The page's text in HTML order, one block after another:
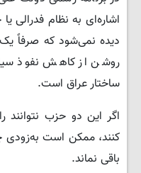
اشاره‌ای به نظام فدرالی
دیده نمی‌شود که صرفاً
روشن از کاهش نفوذ
ساختار عراق است.
اگر این دو حزب نتوانند
کنند، ممکن است به‌زودی
باقی نماند.